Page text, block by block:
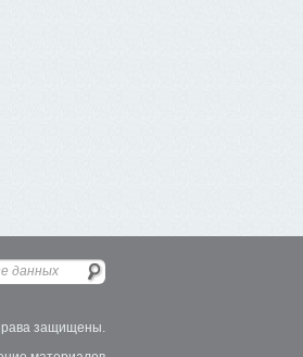
защищены.